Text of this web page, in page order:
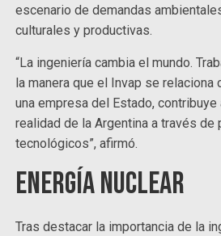
escenario de demandas
culturales y productivas.
“La ingeniería cambia el mundo.
la manera que el Invap se relaciona
una empresa del Estado,
realidad de la Argentina a través de
tecnológicos”, afirmó.
Energía nuclear
Tras destacar la importancia de la